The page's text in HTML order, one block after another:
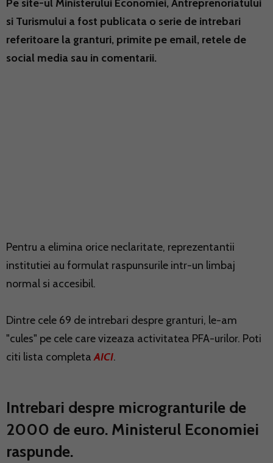
Pe site-ul Ministerului Economiei, Antreprenoriatului
si Turismului a fost publicata o serie de intrebari
referitoare la granturi, primite pe email, retele de
social media sau in comentarii.
Pentru a elimina orice neclaritate, reprezentantii
institutiei au formulat raspunsurile intr-un limbaj
normal si accesibil.
Dintre cele 69 de intrebari despre granturi, le-am
"cules" pe cele care vizeaza activitatea PFA-urilor. Poti
citi lista completaAICI.
Intrebari despre microgranturile de
2000 de euro. Ministerul Economiei
raspunde.